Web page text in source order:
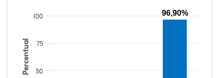
Percentual 50
75
100 96,90%